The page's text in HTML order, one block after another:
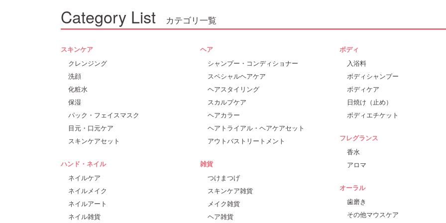
Category List カテゴリ一覧
スキンケア
クレンジング
洗顔
化粧水
保湿
パック・フェイスマスク
目元・口元ケア
スキンケアセット
ヘア
シャンプー・コンディショナー
スペシャルヘアケア
ヘアスタイリング
スカルプケア
ヘアカラー
ヘアトライアル・ヘアケアセット
アウトバストリートメント
ボディ
入浴料
ボディシャンプー
ボディケア
日焼け（止め）
ボディエチケット
フレグランス
香水
アロマ
ハンド・ネイル
ネイルケア
ネイルメイク
ネイルアート
ネイル雑貨
雑貨
つけまつげ
スキンケア雑貨
メイク雑貨
ヘア雑貨
オーラル
歯磨き
その他マウスケア